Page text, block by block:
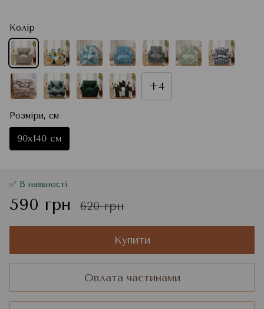
Колір
+4
Розміри, см
90x140 см
✅ В наявності
590 грн 620 грн
Купити
Оплата частинами